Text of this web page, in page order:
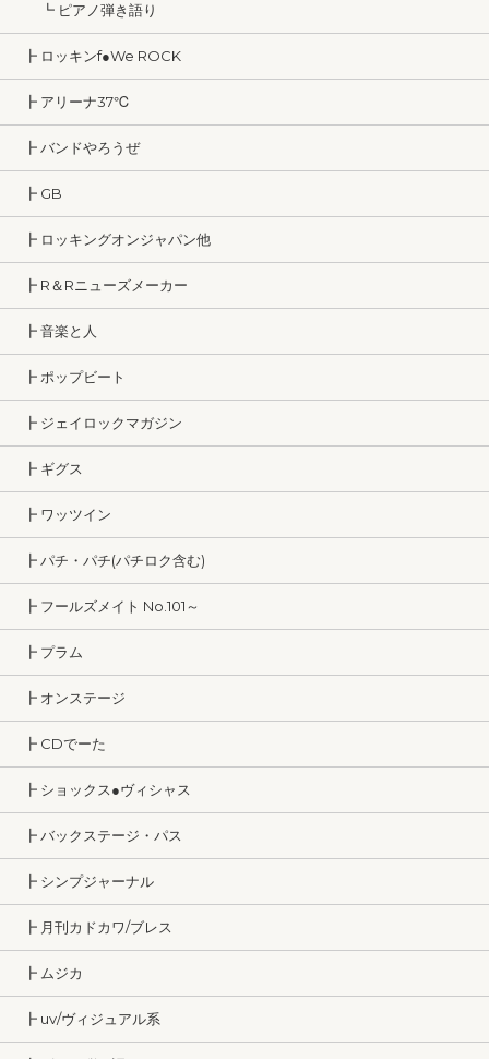
┗ ピアノ弾き語り
┣ ロッキンf●We ROCK
┣ アリーナ37℃
┣ バンドやろうぜ
┣ GB
┣ ロッキングオンジャパン他
┣ R＆Rニューズメーカー
┣ 音楽と人
┣ ポップビート
┣ ジェイロックマガジン
┣ ギグス
┣ ワッツイン
┣ パチ・パチ(パチロク含む)
┣ フールズメイト No.101～
┣ プラム
┣ オンステージ
┣ CDでーた
┣ ショックス●ヴィシャス
┣ バックステージ・パス
┣ シンプジャーナル
┣ 月刊カドカワ/ブレス
┣ ムジカ
┣ uv/ヴィジュアル系